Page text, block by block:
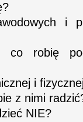
i
co robię
i
z nimi
NIE?